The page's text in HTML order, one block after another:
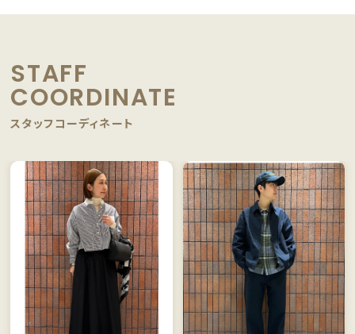
STAFF
COORDINATE
スタッフコーディネート